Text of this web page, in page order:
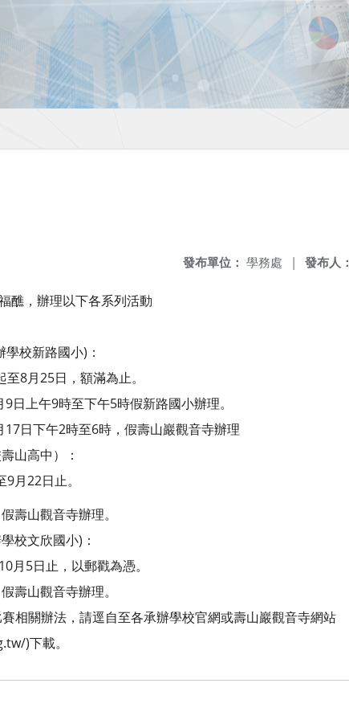
發布人：
發布單位： 學務處 |
醮，辦理以下各系列活動
校新路國小)：
8月25日，額滿為止。
日上午9時至下午5時假新路國小辦理。
日下午2時至6時，假壽山巖觀音寺辦理
山高中）：
月22日止。
壽山觀音寺辦理。
校文欣國小)：
月5日止，以郵戳為憑。
壽山觀音寺辦理。
相關辦法，請逕自至各承辦學校官網或壽山巖觀音寺網站
)下載。